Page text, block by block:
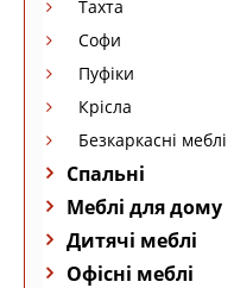
Тахта
Софи
Пуфіки
Крісла
Безкаркасні меблі
Спальні
Меблі для дому
Дитячі меблі
Офісні меблі